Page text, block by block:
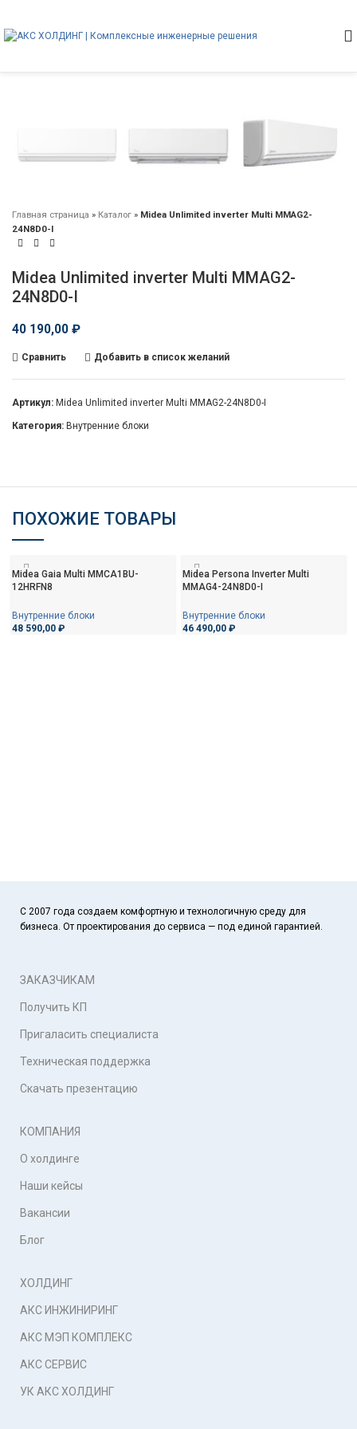
Главная страница » Каталог » Midea Unlimited inverter Multi MMAG2-
24N8D0-I
Midea Unlimited inverter Multi MMAG2-
24N8D0-I
40 190,00 ₽
Сравнить Добавить в список желаний
Артикул: Midea Unlimited inverter Multi MMAG2-24N8D0-I
Категория: Внутренние блоки
ПОХОЖИЕ ТОВАРЫ
Midea Gaia Multi MMCA1BU-
12HRFN8
Внутренние блоки
48 590,00 ₽
Midea Persona Inverter Multi
MMAG4-24N8D0-I
Внутренние блоки
46 490,00 ₽
С 2007 года создаем комфортную и технологичную среду для
бизнеса. От проектирования до сервиса — под единой гарантией.
ЗАКАЗЧИКАМ
Получить КП
Пригаласить специалиста
Техническая поддержка
Скачать презентацию
КОМПАНИЯ
О холдинге
Наши кейсы
Вакансии
Блог
ХОЛДИНГ
АКС ИНЖИНИРИНГ
АКС МЭП КОМПЛЕКС
АКС СЕРВИС
УК АКС ХОЛДИНГ